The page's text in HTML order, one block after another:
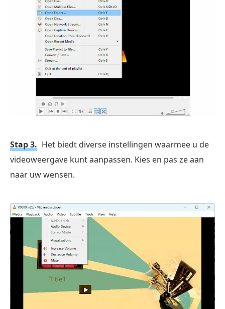
Stap 3. Het biedt diverse instellingen waarmee u de
videoweergave kunt aanpassen. Kies en pas ze aan
naar uw wensen.